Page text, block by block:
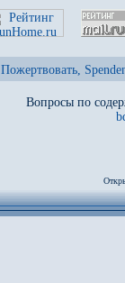
Пожертвовать,
Вопросы по